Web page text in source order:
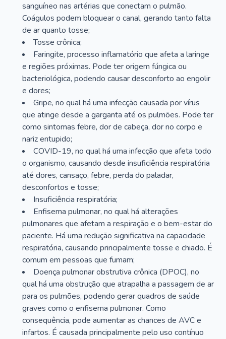
sanguíneo nas artérias que conectam o pulmão.
Coágulos podem bloquear o canal, gerando tanto falta
de ar quanto tosse;
Tosse crônica;
Faringite, processo inflamatório que afeta a laringe
e regiões próximas. Pode ter origem fúngica ou
bacteriológica, podendo causar desconforto ao engolir
e dores;
Gripe, no qual há uma infecção causada por vírus
que atinge desde a garganta até os pulmões. Pode ter
como sintomas febre, dor de cabeça, dor no corpo e
nariz entupido;
COVID-19, no qual há uma infecção que afeta todo
o organismo, causando desde insuficiência respiratória
até dores, cansaço, febre, perda do paladar,
desconfortos e tosse;
Insuficiência respiratória;
Enfisema pulmonar, no qual há alterações
pulmonares que afetam a respiração e o bem-estar do
paciente. Há uma redução significativa na capacidade
respiratória, causando principalmente tosse e chiado. É
comum em pessoas que fumam;
Doença pulmonar obstrutiva crônica (DPOC), no
qual há uma obstrução que atrapalha a passagem de ar
para os pulmões, podendo gerar quadros de saúde
graves como o enfisema pulmonar. Como
consequência, pode aumentar as chances de AVC e
infartos. É causada principalmente pelo uso contínuo